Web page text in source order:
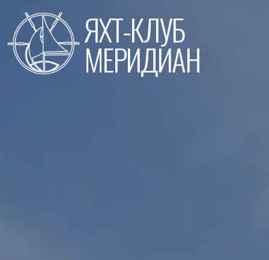
к
содержимому
ЯХТ-КЛУБ
МЕРИДИАН